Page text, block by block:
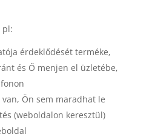
pl:
érdeklődését terméke,
és Ő menjen el üzletébe,
Ön sem maradhat le
(weboldalon keresztül)